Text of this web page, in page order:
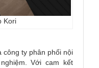
Kori
công ty phân phối nội
Với cam kết